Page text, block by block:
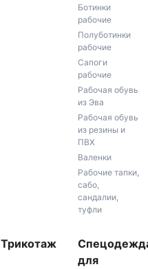
Ботинки
рабочие
Полуботинки
рабочие
Сапоги
рабочие
Рабочая обувь
из Эва
Рабочая обувь
из резины и
ПВХ
Валенки
Рабочие тапки,
сабо,
сандалии,
туфли
Трикотаж
для